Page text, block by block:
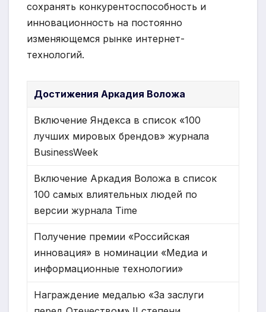
сохранять конкурентоспособность и
инновационность на постоянно
изменяющемся рынке интернет-
технологий.
Достижения Аркадия Воложа
Включение Яндекса в список «100
лучших мировых брендов» журнала
BusinessWeek
Включение Аркадия Воложа в список
100 самых влиятельных людей по
версии журнала Time
Получение премии «Российская
инновация» в номинации «Медиа и
информационные технологии»
Награждение медалью «За заслуги